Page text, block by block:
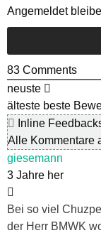
Angemeldet
83 Comments
neuste
älteste beste
Inline
Alle Kommentare
giesemann
3 Jahre her
Bei so viel
der Herr BMWK